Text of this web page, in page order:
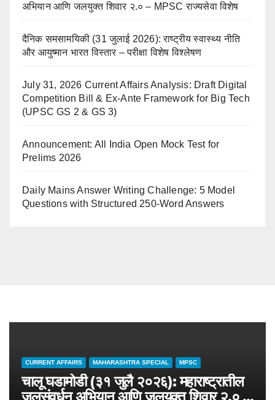
अभियान आणि जलयुक्त शिवार २.० – MPSC राज्यसेवा विशेष
दैनिक समसामयिकी (31 जुलाई 2026): राष्ट्रीय स्वास्थ्य नीति
और आयुष्मान भारत विस्तार – परीक्षा विशेष विश्लेषण
July 31, 2026 Current Affairs Analysis: Draft Digital
Competition Bill & Ex-Ante Framework for Big Tech
(UPSC GS 2 & GS 3)
Announcement: All India Open Mock Test for
Prelims 2026
Daily Mains Answer Writing Challenge: 5 Model
Questions with Structured 250-Word Answers
CURRENT AFFAIRS MAHARASHTRA SPECIAL MPSC
चालू घडामोडी (३१ जुलै २०२६): महाराष्ट्रातील